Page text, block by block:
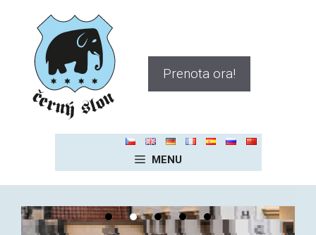
contenuto
Prenota ora!
MENU